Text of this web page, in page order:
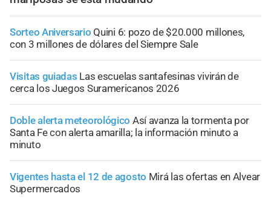
Sorteo Aniversario Quini 6: pozo de $20.000 millones,
con 3 millones de dólares del Siempre Sale
Visitas guiadas Las escuelas santafesinas vivirán de
cerca los Juegos Suramericanos 2026
Doble alerta meteorológico Así avanza la tormenta por
Santa Fe con alerta amarilla; la información minuto a
minuto
Vigentes hasta el 12 de agosto Mirá las ofertas en Alvear
Supermercados